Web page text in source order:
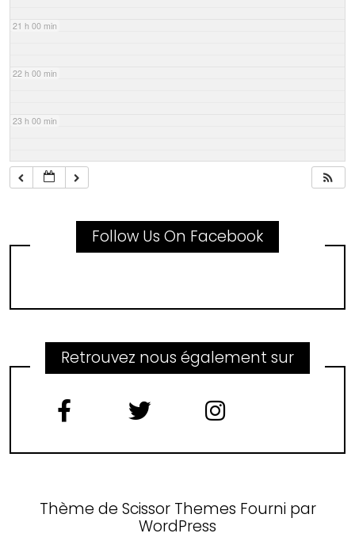
21 h 00 min
22 h 00 min
23 h 00 min
Follow Us On Facebook
Retrouvez nous également sur
Thème de Scissor Themes Fourni par
WordPress